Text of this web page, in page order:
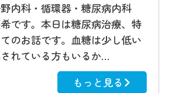
内科・循環器・糖尿病内科
です。本日は糖尿病治療、特
のお話です。血糖は少し低い
れている方もいるか…
もっと見る